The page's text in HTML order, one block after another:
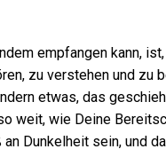
empfangen kann,
zu verstehen und
etwas, das
weit, wie Deine
Dunkelheit sein, und